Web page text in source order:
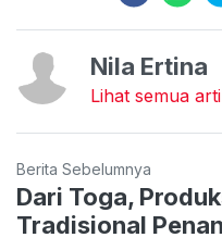
Nila Ertina
Lihat semua
Berita Sebelumnya
Dari Toga,
Tradisional